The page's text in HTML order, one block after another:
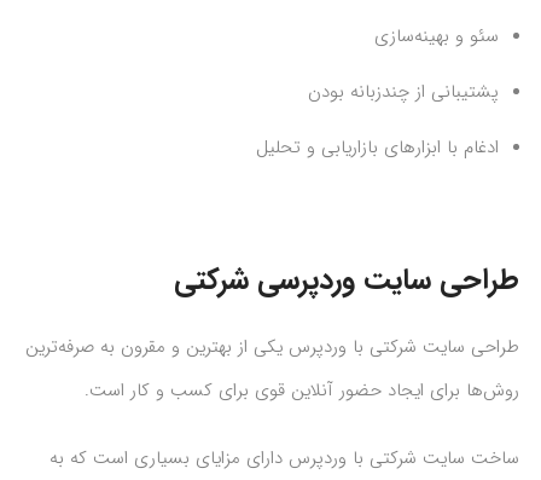
سئو و بهینه‌سازی
پشتیبانی از چندزبانه بودن
ادغام با ابزارهای بازاریابی و تحلیل
طراحی سایت وردپرسی شرکتی
طراحی سایت شرکتی با وردپرس یکی از بهترین و مقرون به صرفه‌ترین
روش‌ها برای ایجاد حضور آنلاین قوی برای کسب و کار است.
ساخت سایت شرکتی با وردپرس دارای مزایای بسیاری است که به